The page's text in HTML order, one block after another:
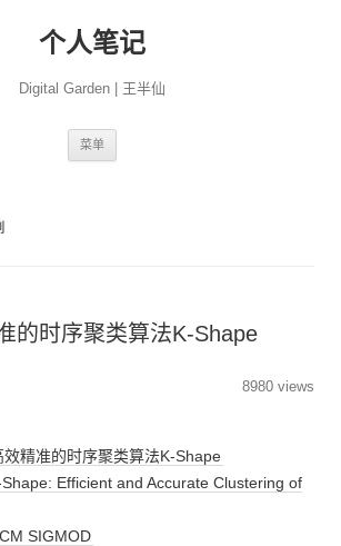
个人笔记
Digital Garden | 王半仙
菜单
的时序聚类算法K-Shape
8980 views
效精准的时序聚类算法K-Shape
Efficient and Accurate Clustering of
SIGMOD